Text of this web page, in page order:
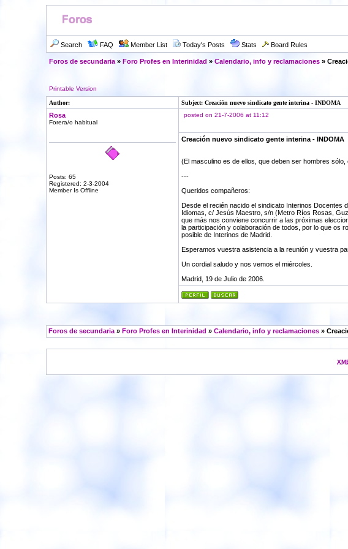
Search FAQ Member List Today's Posts Stats Board Rules
Foros de secundaria» Foro Profes en Interinidad » Calendario, info y reclamaciones»
Printable Version
Author: Subject: Creación nuevo sindicato gente interina - INDOMA
Rosa
Forera/o habitual
Posts: 65
Registered: 2-3-2004
Member Is Offline
posted on 21-7-2006 at 11:12
Creación nuevo sindicato gente interina - INDOMA
(El masculino es de ellos, que deben ser hombres sólo,
---
Queridos compañeros:
Desde el recién nacido el sindicato Interinos Docentes
Idiomas, c/ Jesús Maestro, s/n (Metro Ríos Rosas,
que más nos conviene concurrir a las próximas
la participación y colaboración de todos, por lo que os
posible de Interinos de Madrid.
Esperamos vuestra asistencia a la reunión y vuestra
Un cordial saludo y nos vemos el miércoles.
Madrid, 19 de Julio de 2006.
Foros de secundaria» Foro Profes en Interinidad » Calendario, info y reclamaciones»